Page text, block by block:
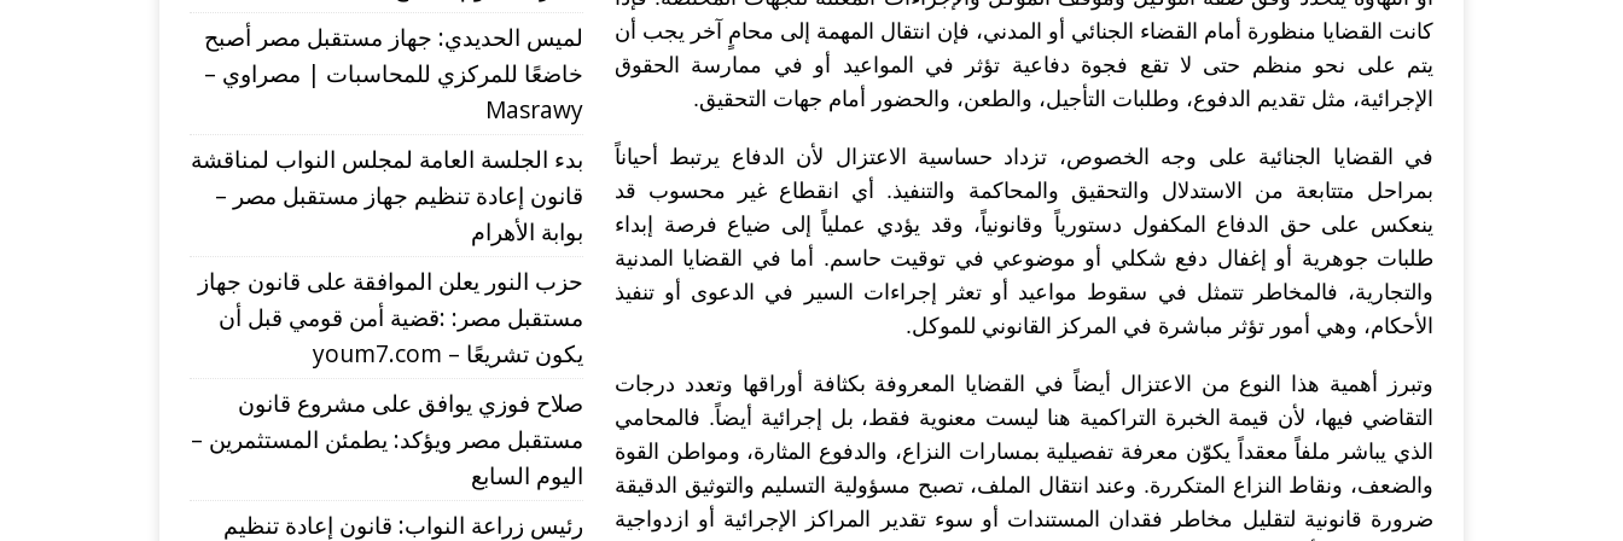
كانت القضايا منظورة أمام القضاء الجنائي أو المدني، فإن انتقال المهمة إلى محامٍ آخر يجب أن
يتم على نحو منظم حتى لا تقع فجوة دفاعية تؤثر في المواعيد أو في ممارسة الحقوق
الإجرائية، مثل تقديم الدفوع، وطلبات التأجيل، والطعن، والحضور أمام جهات التحقيق.
في القضايا الجنائية على وجه الخصوص، تزداد حساسية الاعتزال لأن الدفاع يرتبط أحياناً
بمراحل متتابعة من الاستدلال والتحقيق والمحاكمة والتنفيذ. أي انقطاع غير محسوب قد
ينعكس على حق الدفاع المكفول دستورياً وقانونياً، وقد يؤدي عملياً إلى ضياع فرصة إبداء
طلبات جوهرية أو إغفال دفع شكلي أو موضوعي في توقيت حاسم. أما في القضايا المدنية
والتجارية، فالمخاطر تتمثل في سقوط مواعيد أو تعثر إجراءات السير في الدعوى أو تنفيذ
الأحكام، وهي أمور تؤثر مباشرة في المركز القانوني للموكل.
وتبرز أهمية هذا النوع من الاعتزال أيضاً في القضايا المعروفة بكثافة أوراقها وتعدد درجات
التقاضي فيها، لأن قيمة الخبرة التراكمية هنا ليست معنوية فقط، بل إجرائية أيضاً. فالمحامي
الذي يباشر ملفاً معقداً يكوّن معرفة تفصيلية بمسارات النزاع، والدفوع المثارة، ومواطن القوة
والضعف، ونقاط النزاع المتكررة. وعند انتقال الملف، تصبح مسؤولية التسليم والتوثيق الدقيقة
ضرورة قانونية لتقليل مخاطر فقدان المستندات أو سوء تقدير المراكز الإجرائية أو ازدواجية
لميس الحديدي: جهاز مستقبل مصر أصبح
خاضعًا للمركزي للمحاسبات | مصراوي –
Masrawy
بدء الجلسة العامة لمجلس النواب لمناقشة
قانون إعادة تنظيم جهاز مستقبل مصر –
بوابة الأهرام
حزب النور يعلن الموافقة على قانون جهاز
مستقبل مصر: :قضية أمن قومي قبل أن
يكون تشريعًا – youm7.com
صلاح فوزي يوافق على مشروع قانون
مستقبل مصر ويؤكد: يطمئن المستثمرين –
اليوم السابع
رئيس زراعة النواب: قانون إعادة تنظيم